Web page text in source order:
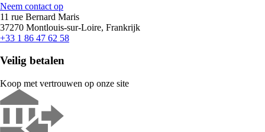
Neem contact op
11 rue Bernard Maris
37270 Montlouis-sur-Loire, Frankrijk
+33 1 86 47 62 58
Veilig betalen
Koop met vertrouwen op onze site